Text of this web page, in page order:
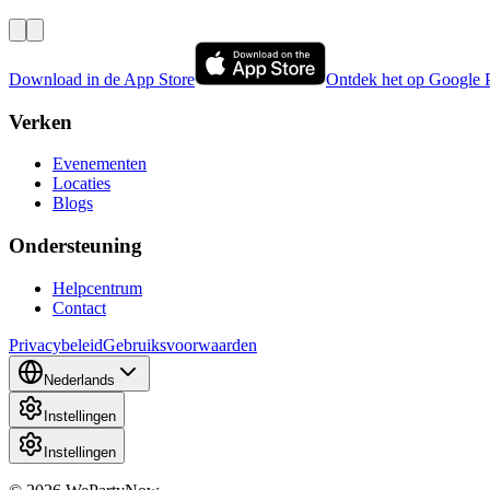
Download in de App Store Ontdek het op Google
Verken
Evenementen
Locaties
Blogs
Ondersteuning
Helpcentrum
Contact
PrivacybeleidGebruiksvoorwaarden
Nederlands
Instellingen
Instellingen